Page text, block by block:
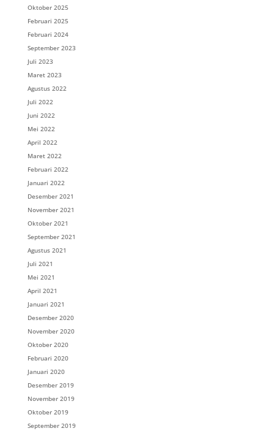
Oktober 2025
Februari 2025
Februari 2024
September 2023
Juli 2023
Maret 2023
Agustus 2022
Juli 2022
Juni 2022
Mei 2022
April 2022
Maret 2022
Februari 2022
Januari 2022
Desember 2021
November 2021
Oktober 2021
September 2021
Agustus 2021
Juli 2021
Mei 2021
April 2021
Januari 2021
Desember 2020
November 2020
Oktober 2020
Februari 2020
Januari 2020
Desember 2019
November 2019
Oktober 2019
September 2019